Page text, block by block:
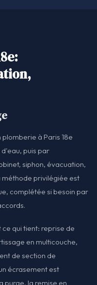
à Paris 18e
puis par
siphon, évacuation,
privilégiée est
complétée si besoin par
qui tient: reprise de
en multicouche,
de section de
écrasement est
purge, la remise en